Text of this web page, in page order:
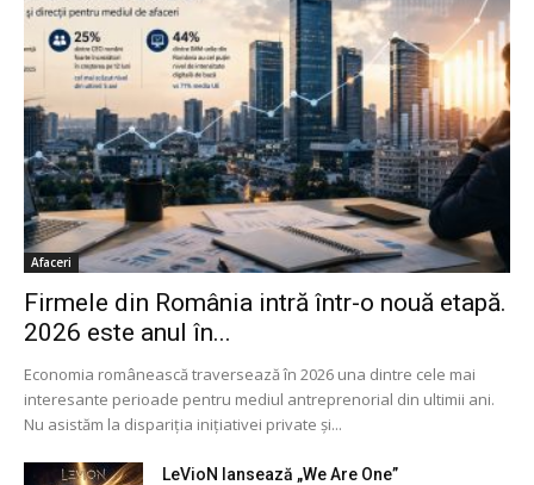
Afaceri
Firmele din România intră într-o nouă etapă.
2026 este anul în...
Economia românească traversează în 2026 una dintre cele mai
interesante perioade pentru mediul antreprenorial din ultimii ani.
Nu asistăm la dispariția inițiativei private și...
LeVioN lansează „We Are One”